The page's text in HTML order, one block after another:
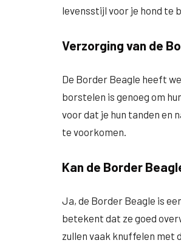
levensstijl voor je hond te
Verzorging van de
De Border Beagle heeft
borstelen is genoeg om
voor dat je hun tanden en
te voorkomen.
Kan de Border
Ja, de Border Beagle is
betekent dat ze goed
zullen vaak knuffelen met